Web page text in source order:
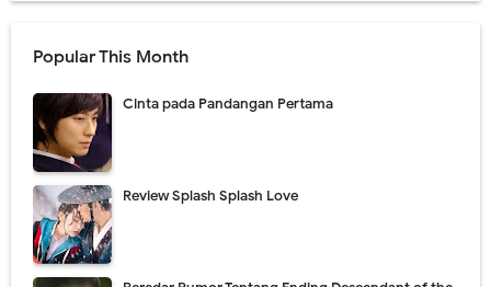
Popular This Month
Cinta pada Pandangan Pertama
Review Splash Splash Love